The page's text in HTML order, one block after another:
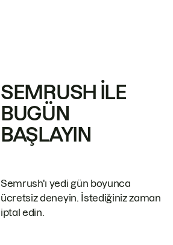
SEMRUSH ILE
BUGÜN
BAŞLAYIN
Semrush'ı yedi gün boyunca
ücretsiz deneyin. İstediğiniz zaman
iptal edin.